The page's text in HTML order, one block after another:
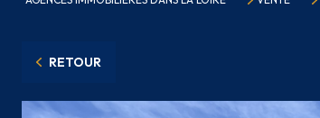
RETOUR